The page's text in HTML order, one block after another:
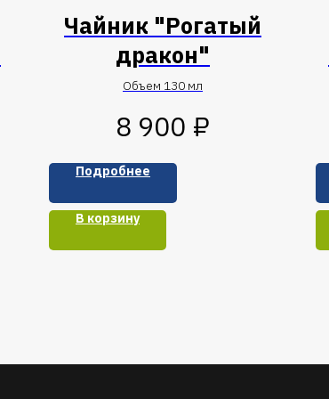
Чайник "Рогатый
дракон"
Объем 130 мл
8 900 ₽
Подробнее
В корзину